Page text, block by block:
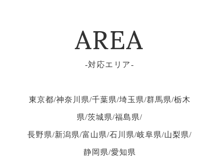
AREA
対応エリア
東京都/神奈川県/千葉県/埼玉県/群馬県/栃木
県/茨城県/福島県/
長野県/新潟県/富山県/石川県/岐阜県/山梨県/
静岡県/愛知県